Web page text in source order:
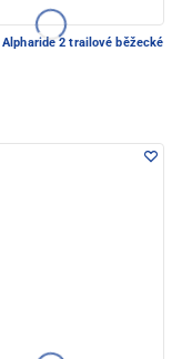
Alpharide 2 trailové běžecké